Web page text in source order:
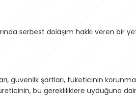
serbest dolaşım hakkı veren bir
güvenlik şartları, tüketicinin
bu gerekliliklere uyduğuna